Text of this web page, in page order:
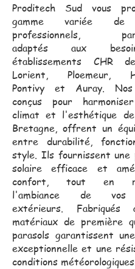
Proditech Sud vous
gamme variée de
professionnels,
adaptés aux
établissements CHR
Lorient, Ploemeur,
Pontivy et Auray. Nos
conçus pour
climat et l'esthétique
Bretagne, offrent un
entre durabilité,
style. Ils fournissent une
solaire efficace et
confort, tout en
l'ambiance de vos
extérieurs. Fabriqués
matériaux de première
parasols garantissent
exceptionnelle et une
conditions